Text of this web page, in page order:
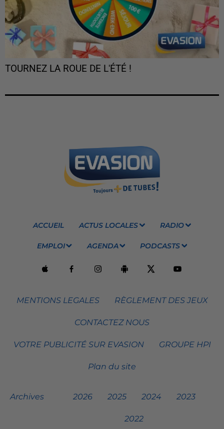
TOURNEZ LA ROUE DE L'ÉTÉ !
ACCUEIL ACTUS LOCALES RADIO
EMPLOI AGENDA PODCASTS
MENTIONS LEGALES RÈGLEMENT DES JEUX
CONTACTEZ NOUS
VOTRE PUBLICITÉ SUR EVASION GROUPE HPI
Plan du site
Archives 2026 2025 2024 2023
2022